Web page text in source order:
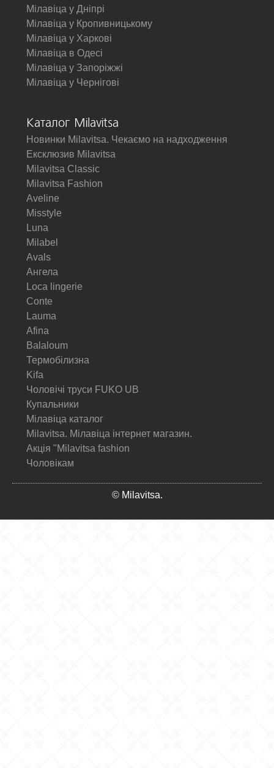
Мілавіца у Дніпрі
Мілавіца у Кропивницькому
Мілавіца у Харкові
Мілавіца в Одесі
Мілавіца у Запоріжжі
Мілавіца у Чернігові
Каталог Milavitsa
Новинки Milavitsa. Чекаємо на надходження
Ексклюзив Milavitsa
Milavitsa Classic
Milavitsa Fashion
Aveline
Misstyle
Luna
Milabel
Avals
Ангела
Loca lingerie
Conte
Lauma
Afina
Balaloum
Термобілизна
Kifa
Чоловічі труси FUKO UB
Купальники
Мілавіца каталог
Milavitsa. Мілавіца інтернет магазин.
Акція "Milavitsa fashion
Чоловікам
© Milavitsa.